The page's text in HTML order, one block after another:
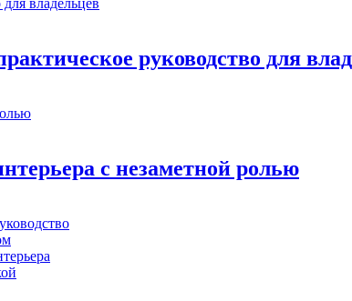
руководство для
с незаметной ролью